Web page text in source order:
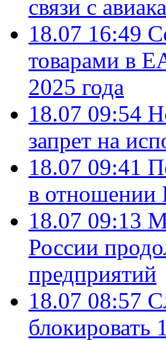
связи с
18.07 16:49
товарами в
2025 года
18.07 09:54
запрет на
18.07 09:41
в отношении
18.07 09:13
России
предприятий
18.07 08:57
блокировать